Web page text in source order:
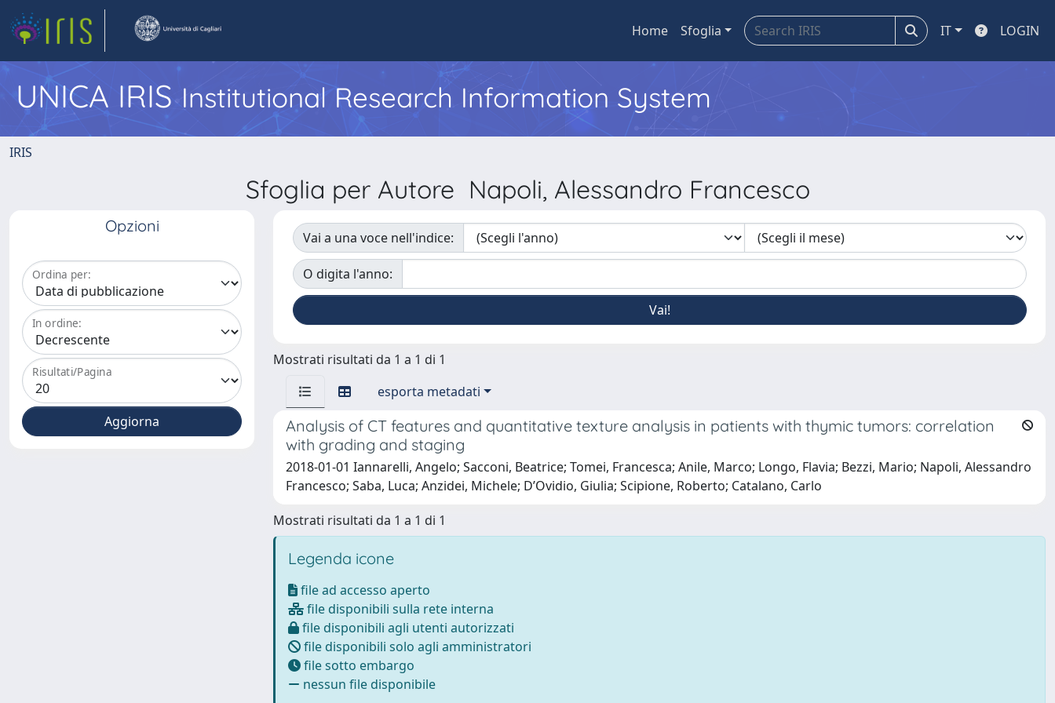
Home Sfoglia IT LOGIN
UNICA IRISInstitutional Research Information System
IRIS
Sfoglia per Autore Napoli, Alessandro Francesco
Opzioni
Ordina per:
In ordine:
Risultati/Pagina
Vai a una voce nell'indice:
O digita l'anno:
Mostrati risultati da 1 a 1 di 1
esporta metadati
Analysis of CT features and quantitative texture analysis in patients with thymic tumors: correlation
with grading and staging
2018-01-01 Iannarelli, Angelo; Sacconi, Beatrice; Tomei, Francesca; Anile, Marco; Longo, Flavia; Bezzi, Mario; Napoli, Alessandro
Francesco; Saba, Luca; Anzidei, Michele; D’Ovidio, Giulia; Scipione, Roberto; Catalano, Carlo
Mostrati risultati da 1 a 1 di 1
Legenda icone
file ad accesso aperto
file disponibili sulla rete interna
file disponibili agli utenti autorizzati
file disponibili solo agli amministratori
file sotto embargo
nessun file disponibile